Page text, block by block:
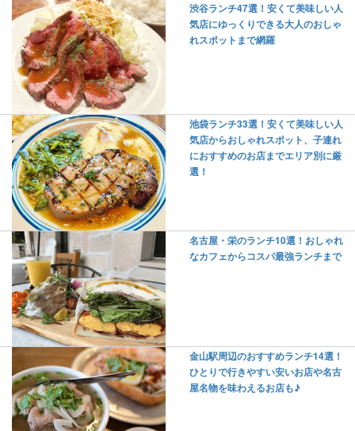
渋谷ランチ47選！安くて美味しい人
気店にゆっくりできる大人のおしゃ
れスポットまで網羅
池袋ランチ33選！安くて美味しい人
気店からおしゃれスポット、子連れ
におすすめのお店までエリア別に厳
選！
名古屋・栄のランチ10選！おしゃれ
なカフェからコスパ最強ランチまで
金山駅周辺のおすすめランチ14選！
ひとりで行きやすい安いお店や名古
屋名物を味わえるお店も♪